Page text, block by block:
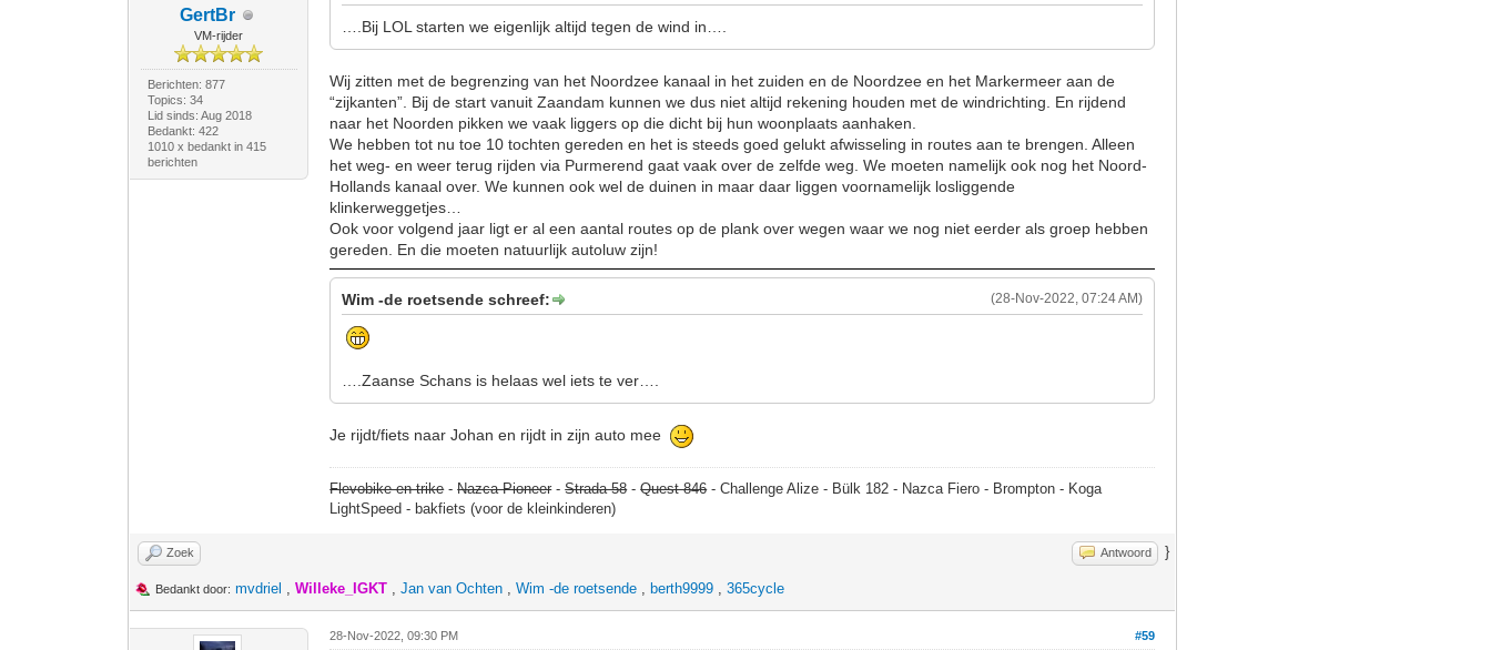
GertBr
VM-rijder
Berichten: 877
Topics: 34
Lid sinds: Aug 2018
Bedankt: 422
1010 x bedankt in 415
berichten
….Bij LOL starten we eigenlijk altijd tegen de wind in….
Wij zitten met de begrenzing van het Noordzee kanaal in het zuiden en de Noordzee en het Markermeer aan de
“zijkanten”. Bij de start vanuit Zaandam kunnen we dus niet altijd rekening houden met de windrichting. En rijdend
naar het Noorden pikken we vaak liggers op die dicht bij hun woonplaats aanhaken.
We hebben tot nu toe 10 tochten gereden en het is steeds goed gelukt afwisseling in routes aan te brengen. Alleen
het weg- en weer terug rijden via Purmerend gaat vaak over de zelfde weg. We moeten namelijk ook nog het Noord-
Hollands kanaal over. We kunnen ook wel de duinen in maar daar liggen voornamelijk losliggende
klinkerweggetjes…
Ook voor volgend jaar ligt er al een aantal routes op de plank over wegen waar we nog niet eerder als groep hebben
gereden. En die moeten natuurlijk autoluw zijn!
(28-Nov-2022, 07:24 AM)
Wim -de roetsende schreef:
….Zaanse Schans is helaas wel iets te ver….
Je rijdt/fiets naar Johan en rijdt in zijn auto mee
Flevobike en trike-Nazca Pioneer-Strada 58-Quest 846- Challenge Alize - Bülk 182 - Nazca Fiero - Brompton - Koga
LightSpeed - bakfiets (voor de kleinkinderen)
Zoek Antwoord }
Bedankt door: mvdriel ,Willeke_IGKT ,Jan van Ochten ,Wim -de roetsende , berth9999 ,365cycle
#59
28-Nov-2022, 09:30 PM